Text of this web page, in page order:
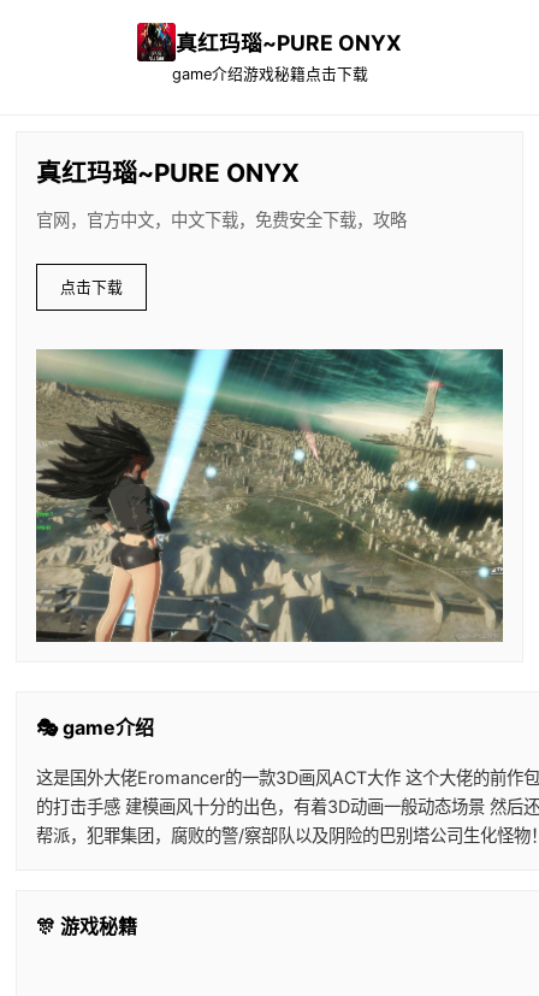
真红玛瑙~PURE ONYX
game介绍游戏秘籍点击下载
真红玛瑙~PURE ONYX
官网，官方中文，中文下载，免费安全下载，攻略
点击下载
🎭 game介绍
这是国外大佬Eromancer的一款3D画风ACT大作 这个大佬的前作
的打击手感 建模画风十分的出色，有着3D动画一般动态场景 然
帮派，犯罪集团，腐败的警/察部队以及阴险的巴别塔公司生化怪
🎊 游戏秘籍